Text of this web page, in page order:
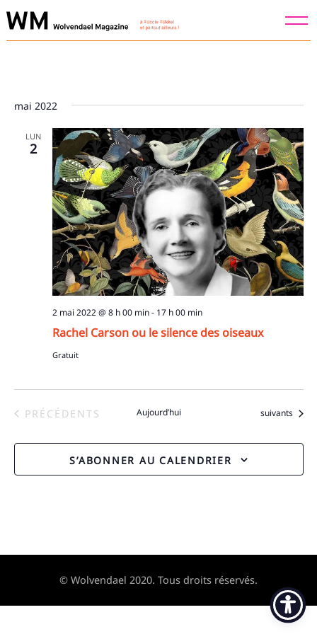
Skip
to
mai 2022
LUN
2
Rachel Carson ou le silence des oiseaux
2 mai 2022 @ 8 h 00 min- 17 h 00 min
Gratuit
ÉVÈNEMENTS
PRÉCÉDENTS Aujourd’hui Évènements
suivants
S’ABONNER AU CALENDRIER
© Wolvendael 2020. Tous droits réservés.
Recherche
pour